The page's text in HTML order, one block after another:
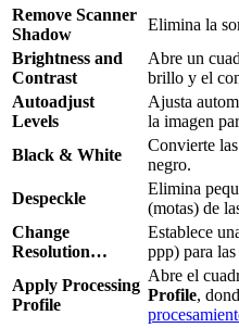
Remove Scanner
Shadow
Elimina la
Brightness and
Contrast
Abre un
brillo y el
Autoadjust
Levels
Ajusta
la imagen
Black & White
Convierte
negro.
Despeckle
Elimina
(motas) de
Change
Resolution…
Establece
ppp) para
Apply Processing
Profile
Abre el
Profile,